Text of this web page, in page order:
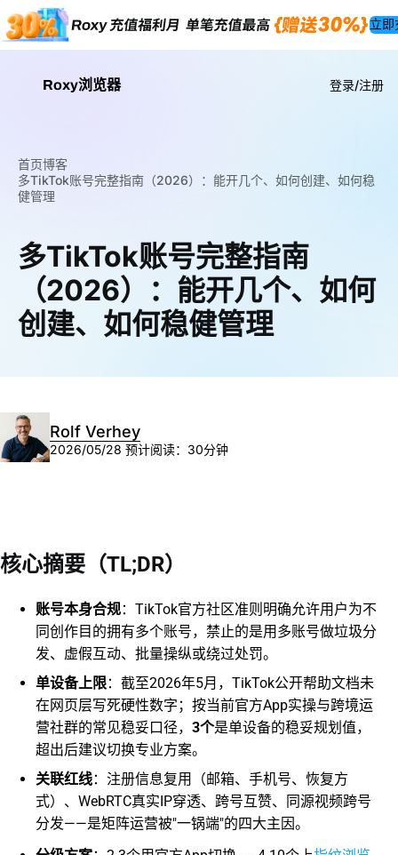
立即
Roxy浏览器 登录/注册
首页博客
多TikTok账号完整指南（2026）：能开几个、如何创建、如何稳
健管理
多TikTok账号完整指南
（2026）：能开几个、如何
创建、如何稳健管理
Rolf Verhey
2026/05/28 预计阅读：30分钟
核心摘要（TL;DR）
账号本身合规：TikTok官方社区准则明确允许用户为不
同创作目的拥有多个账号，禁止的是用多账号做垃圾分
发、虚假互动、批量操纵或绕过处罚。
单设备上限：截至2026年5月，TikTok公开帮助文档未
在网页层写死硬性数字；按当前官方App实操与跨境运
营社群的常见稳妥口径， 3个是单设备的稳妥规划值，
超出后建议切换专业方案。
关联红线：注册信息复用（邮箱、手机号、恢复方
式）、WebRTC真实IP穿透、跨号互赞、同源视频跨号
分发——是矩阵运营被"一锅端"的四大主因。